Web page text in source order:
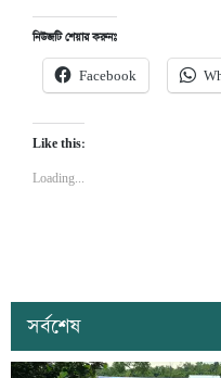
নিউজটি শেয়ার করুনঃ
Facebook
Like this:
Loading...
সর্বশেষ